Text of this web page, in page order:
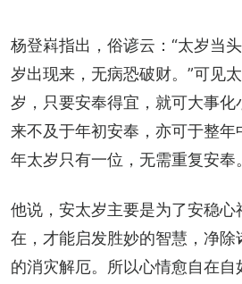
杨登嵙指出，俗谚云：“太岁当
岁出现来，无病恐破财。”可见
岁，只要安奉得宜，就可大事
来不及于年初安奉，亦可于整年
年太岁只有一位，无需重复安奉。
他说，安太岁主要是为了安稳心
在，才能启发胜妙的智慧，净除
的消灾解厄。所以心情愈自在自